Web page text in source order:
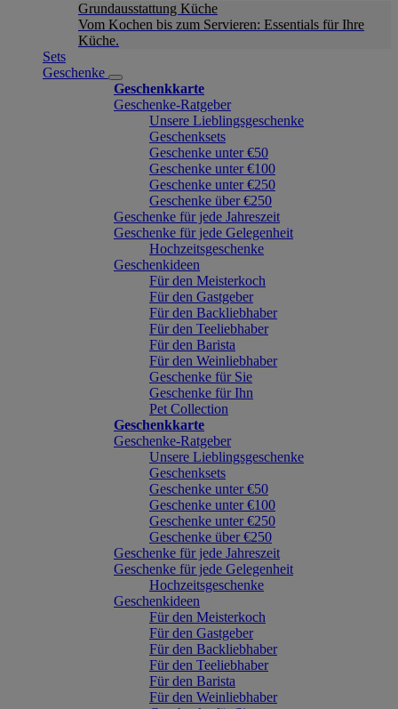
Grundausstattung Küche
Vom Kochen bis zum Servieren: Essentials für Ihre
Küche.
Sets
Geschenke
Geschenkkarte
Geschenke-Ratgeber
Unsere Lieblingsgeschenke
Geschenksets
Geschenke unter €50
Geschenke unter €100
Geschenke unter €250
Geschenke über €250
Geschenke für jede Jahreszeit
Geschenke für jede Gelegenheit
Hochzeitsgeschenke
Geschenkideen
Für den Meisterkoch
Für den Gastgeber
Für den Backliebhaber
Für den Teeliebhaber
Für den Barista
Für den Weinliebhaber
Geschenke für Sie
Geschenke für Ihn
Pet Collection
Geschenkkarte
Geschenke-Ratgeber
Unsere Lieblingsgeschenke
Geschenksets
Geschenke unter €50
Geschenke unter €100
Geschenke unter €250
Geschenke über €250
Geschenke für jede Jahreszeit
Geschenke für jede Gelegenheit
Hochzeitsgeschenke
Geschenkideen
Für den Meisterkoch
Für den Gastgeber
Für den Backliebhaber
Für den Teeliebhaber
Für den Barista
Für den Weinliebhaber